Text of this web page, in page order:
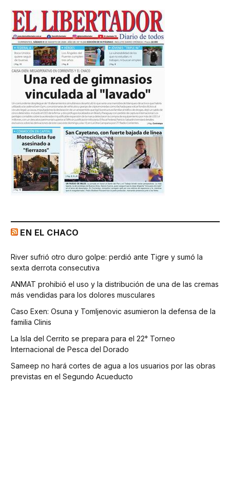
EN EL CHACO
River sufrió otro duro golpe: perdió ante Tigre y sumó la
sexta derrota consecutiva
ANMAT prohibió el uso y la distribución de una de las cremas
más vendidas para los dolores musculares
Caso Exen: Osuna y Tomljenovic asumieron la defensa de la
familia Clinis
La Isla del Cerrito se prepara para el 22° Torneo
Internacional de Pesca del Dorado
Sameep no hará cortes de agua a los usuarios por las obras
previstas en el Segundo Acueducto